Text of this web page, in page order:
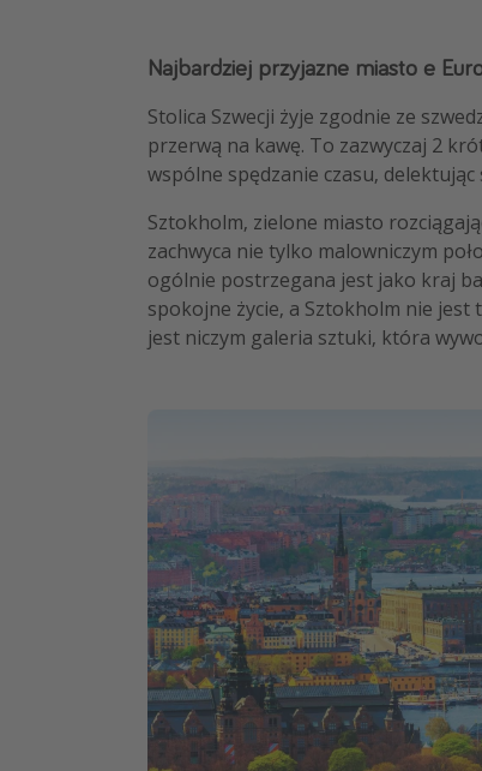
Najbardziej przyjazne miasto e
Stolica Szwecji żyje zgodnie ze
przerwą na kawę. To zazwyczaj 2
wspólne spędzanie czasu,
Sztokholm, zielone miasto
zachwyca nie tylko malowniczym
ogólnie postrzegana jest jako kraj
spokojne życie, a Sztokholm nie
jest niczym galeria sztuki, która